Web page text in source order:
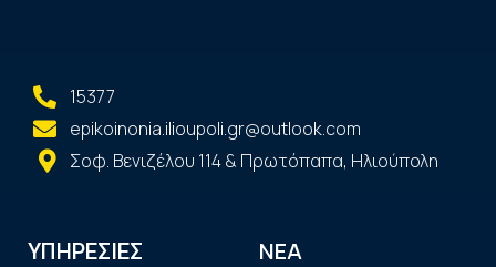
15377
epikoinonia.ilioupoli.gr@outlook.com
Σοφ. Βενιζέλου 114 & Πρωτόπαπα, Ηλιούπολη
ΥΠΗΡΕΣΙΕΣ ΝΕΑ